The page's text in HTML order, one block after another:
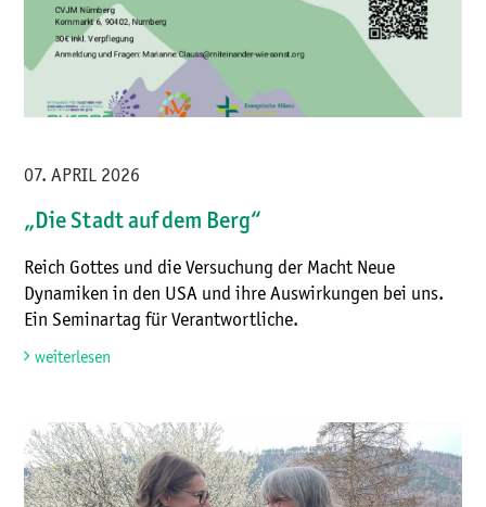
07. APRIL 2026
„Die Stadt auf dem Berg“
Reich Gottes und die Versuchung der Macht Neue
Dynamiken in den USA und ihre Auswirkungen bei uns.
Ein Seminartag für Verantwortliche.
weiterlesen